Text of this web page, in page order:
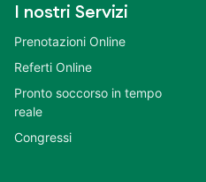
I nostri Servizi
Prenotazioni Online
Referti Online
Pronto soccorso in tempo
reale
Congressi